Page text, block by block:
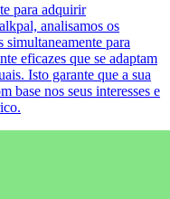
para adquirir
analisamos os
simultaneamente para
eficazes que se adaptam
Isto garante que a sua
base nos seus interesses e